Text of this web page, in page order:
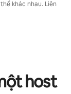
khác nhau. Liên
host